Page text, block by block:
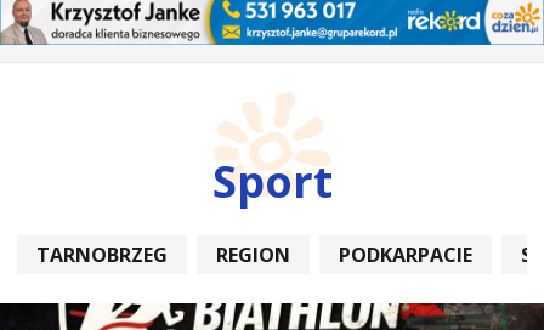
Sport
TARNOBRZEG REGION PODKARPACIE